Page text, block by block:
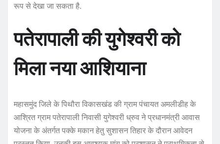
रूप से देखा जा सकता है.
पतेरापाली की युगेश्वरी को
मिला नया आशियाना
महासमुंद जिले के पिथौरा विकासखंड की ग्राम पंचायत अमलीडीह के
आश्रित ग्राम पतेरापाली निवासी युगेश्वरी ध्रुव ने प्रधानमंत्री आवास
योजना के अंतर्गत पक्के मकान हेतु सुशासन तिहार के दौरान आवेदन